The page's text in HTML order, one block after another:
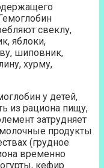
свеклу,
яблоки,
шиповник,
хурму,
у детей,
из рациона пищу,
затрудняет
продукты
(грудное
временно
кефир.